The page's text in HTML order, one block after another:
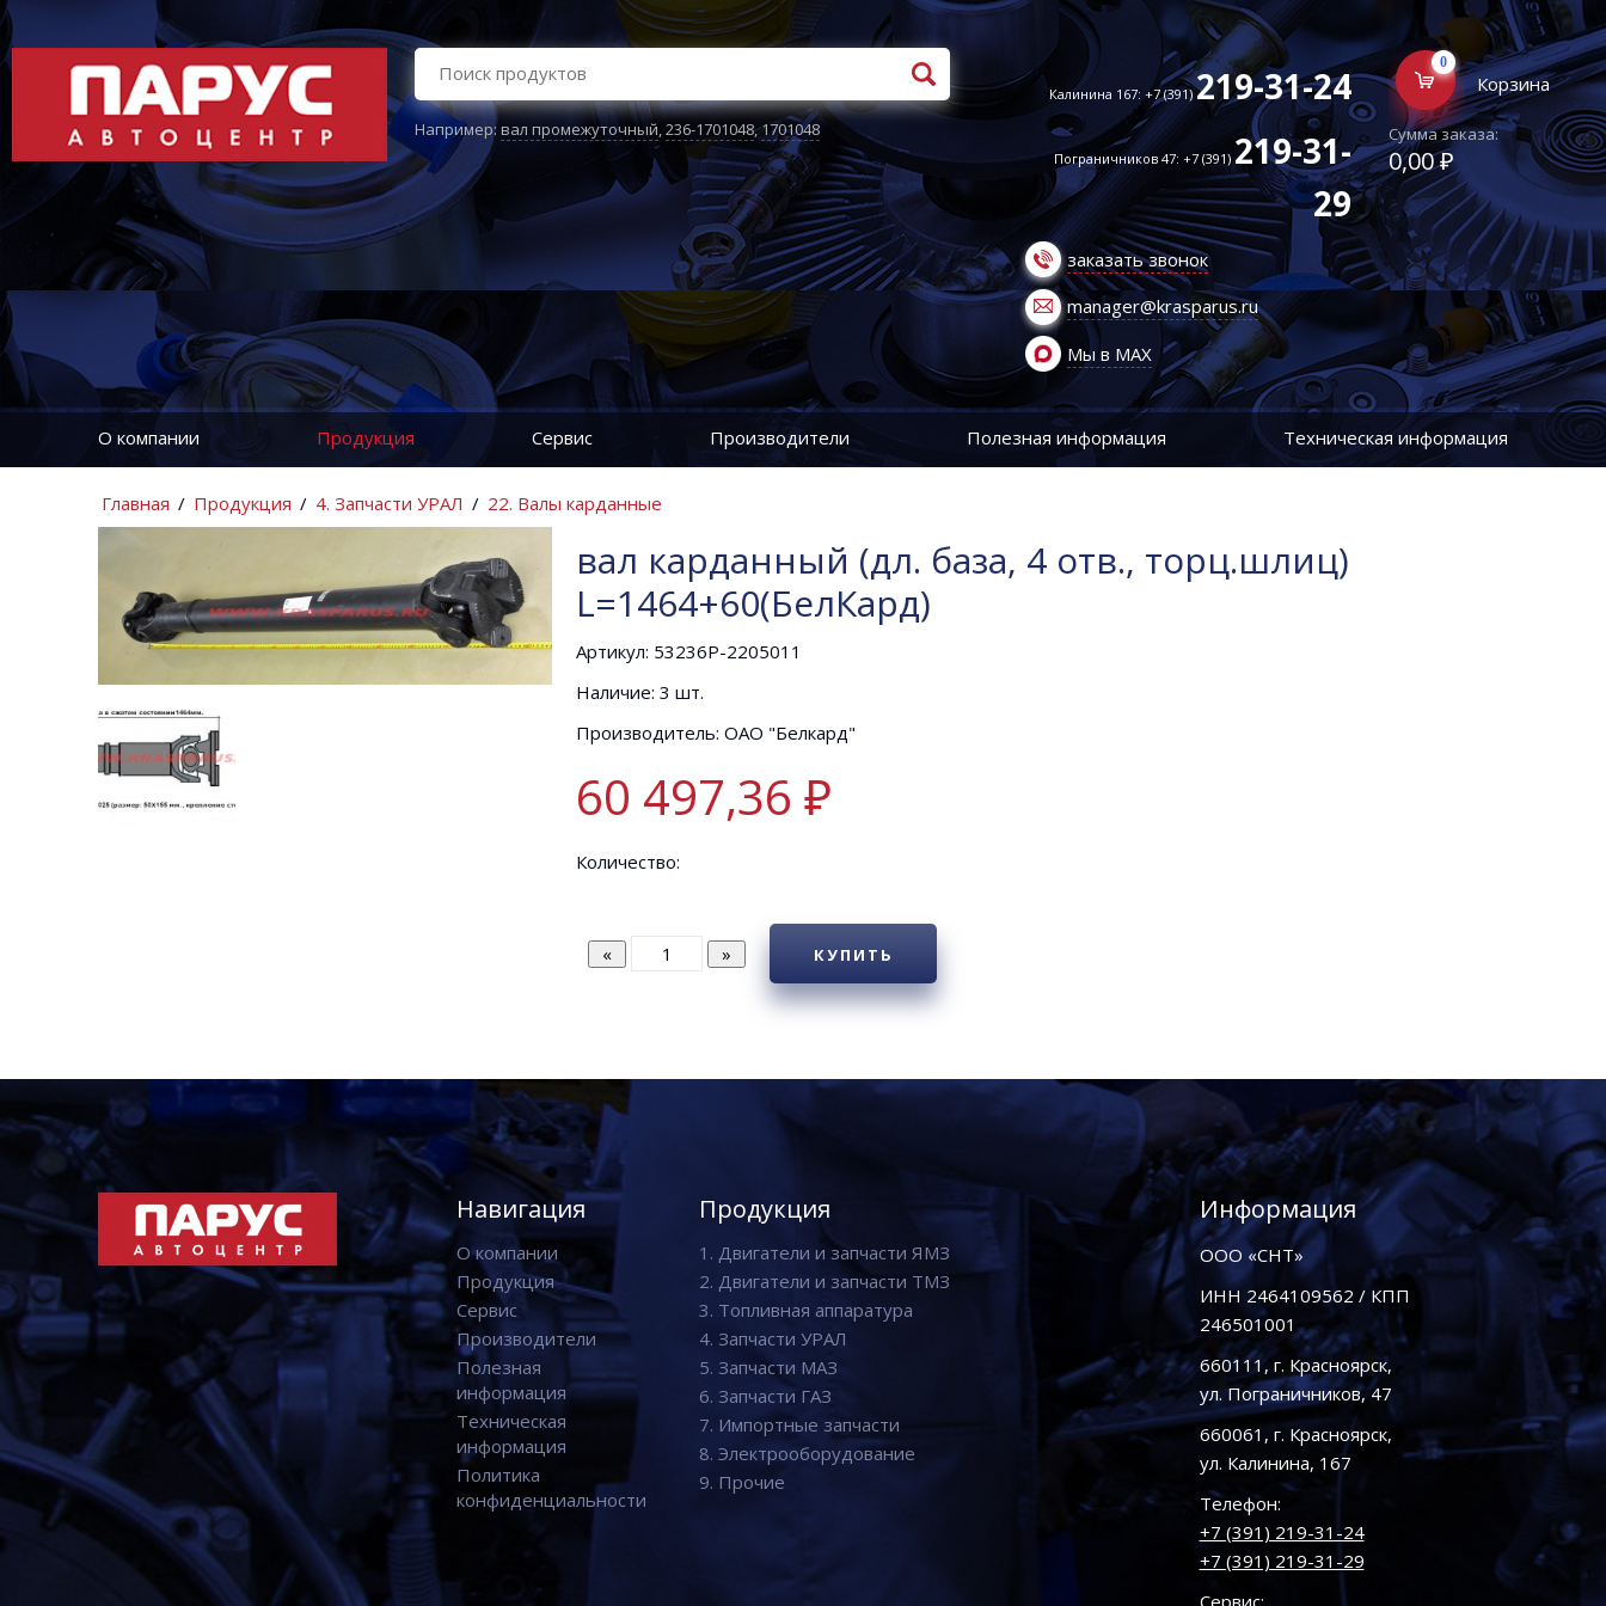
Например:вал промежуточный,236-1701048,1701048
Калинина 167: +7 (391)219-31-24
Пограничников 47: +7 (391)219-31-
29
заказать звонок
manager@krasparus.ru
Мы в MAX
0
Корзина
Сумма заказа:
0,00 ₽
О компании Продукция Сервис Производители Полезная информация Техническая информация
Главная / Продукция / 4. Запчасти УРАЛ / 22. Валы карданные
вал карданный (дл. база, 4 отв., торц.шлиц)
L=1464+60(БелКард)
Артикул: 53236Р-2205011
Наличие: 3 шт.
Производитель: ОАО "Белкард"
60 497,36 ₽
Количество:
КУПИТЬ
Навигация
О компании
Продукция
Сервис
Производители
Полезная
информация
Техническая
информация
Политика
конфиденциальности
Продукция
1. Двигатели и запчасти ЯМЗ
2. Двигатели и запчасти ТМЗ
3. Топливная аппаратура
4. Запчасти УРАЛ
5. Запчасти МАЗ
6. Запчасти ГАЗ
7. Импортные запчасти
8. Электрооборудование
9. Прочие
Информация
ООО «СНТ»
ИНН 2464109562 / КПП
246501001
660111, г. Красноярск,
ул. Пограничников, 47
660061, г. Красноярск,
ул. Калинина, 167
Телефон:
+7 (391) 219-31-24
+7 (391) 219-31-29
Сервис: